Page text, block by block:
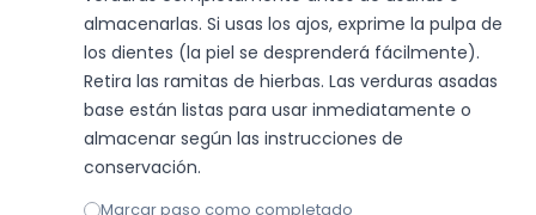
almacenarlas. Si usas los ajos, exprime la pulpa de
los dientes (la piel se desprenderá fácilmente).
Retira las ramitas de hierbas. Las verduras asadas
base están listas para usar inmediatamente o
almacenar según las instrucciones de
conservación.
Marcar paso como completado